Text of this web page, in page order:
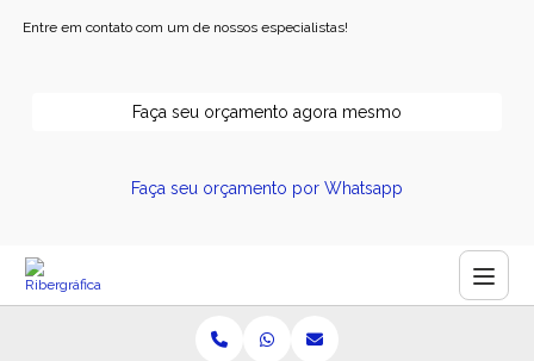
Entre em contato com um de nossos especialistas!
Faça seu orçamento agora mesmo
Faça seu orçamento por Whatsapp